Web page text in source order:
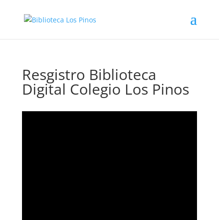
Resgistro Biblioteca
Digital Colegio Los Pinos